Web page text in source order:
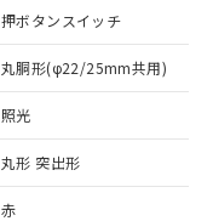
押ボタンスイッチ
丸胴形(φ22/25mm共用)
照光
丸形 突出形
赤